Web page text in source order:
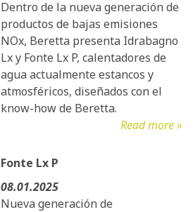
Dentro de la nueva generación de
productos de bajas emisiones
NOx, Beretta presenta Idrabagno
Lx y Fonte Lx P, calentadores de
agua actualmente estancos y
atmosféricos, diseñados con el
know-how de Beretta.
Read more »
Fonte Lx P
08.01.2025
Nueva generación de